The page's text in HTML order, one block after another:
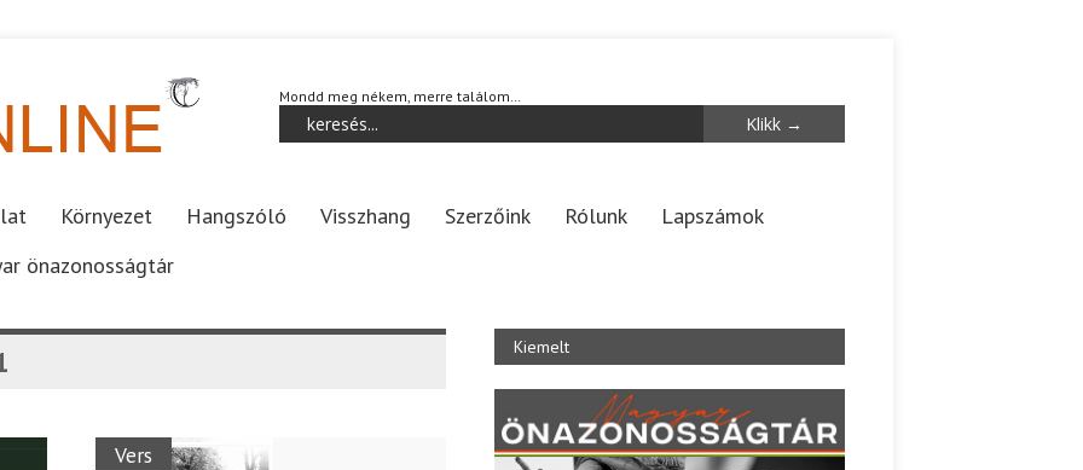
Mondd meg nékem, merre találom…
Környezet Hangszóló Visszhang Szerzőink Rólunk
Lapszámok
önazonosságtár
Vers
Kiemelt